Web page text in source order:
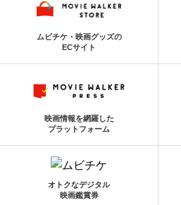
ムビチケ・映画グッズの
ECサイト
映画情報を網羅した
プラットフォーム
オトクなデジタル
映画鑑賞券